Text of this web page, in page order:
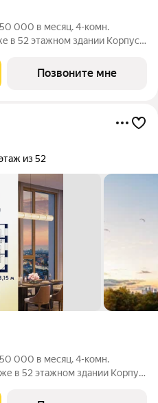
4-комн.
в 52 этажном здании Корпус
квартал ЭРА на
Позвоните мне
из 52
4-комн.
в 52 этажном здании Корпус
квартал ЭРА на